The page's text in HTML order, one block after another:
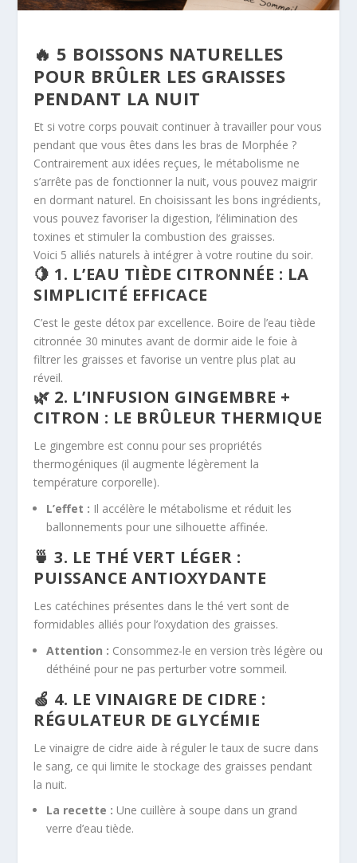
🔥 5 BOISSONS NATURELLES
POUR BRÛLER LES GRAISSES
PENDANT LA NUIT
Et si votre corps pouvait continuer à travailler pour vous
pendant que vous êtes dans les bras de Morphée ?
Contrairement aux idées reçues, le métabolisme ne
s’arrête pas de fonctionner la nuit, vous pouvez maigrir
en dormant naturel. En choisissant les bons ingrédients,
vous pouvez favoriser la digestion, l’élimination des
toxines et stimuler la combustion des graisses.
Voici 5 alliés naturels à intégrer à votre routine du soir.
🍋 1. L’EAU TIÈDE CITRONNÉE : LA
SIMPLICITÉ EFFICACE
C’est le geste détox par excellence. Boire de l’eau tiède
citronnée 30 minutes avant de dormir aide le foie à
filtrer les graisses et favorise un ventre plus plat au
réveil.
🌿 2. L’INFUSION GINGEMBRE +
CITRON : LE BRÛLEUR THERMIQUE
Le gingembre est connu pour ses propriétés
thermogéniques (il augmente légèrement la
température corporelle).
L’effet : Il accélère le métabolisme et réduit les
ballonnements pour une silhouette affinée.
🍵 3. LE THÉ VERT LÉGER :
PUISSANCE ANTIOXYDANTE
Les catéchines présentes dans le thé vert sont de
formidables alliés pour l’oxydation des graisses.
Attention : Consommez-le en version très légère ou
déthéiné pour ne pas perturber votre sommeil.
🍏 4. LE VINAIGRE DE CIDRE :
RÉGULATEUR DE GLYCÉMIE
Le vinaigre de cidre aide à réguler le taux de sucre dans
le sang, ce qui limite le stockage des graisses pendant
la nuit.
La recette : Une cuillère à soupe dans un grand
verre d’eau tiède.